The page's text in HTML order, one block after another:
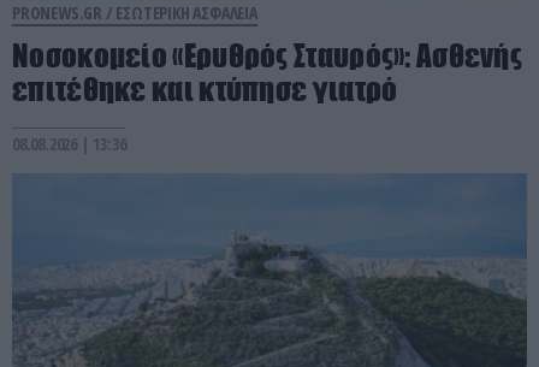
PRONEWS.GR / ΕΣΩΤΕΡΙΚΗ ΑΣΦΑΛΕΙΑ
Νοσοκομείο «Ερυθρός Σταυρός»: Ασθενής
επιτέθηκε και κτύπησε γιατρό
08.08.2026 | 13:36